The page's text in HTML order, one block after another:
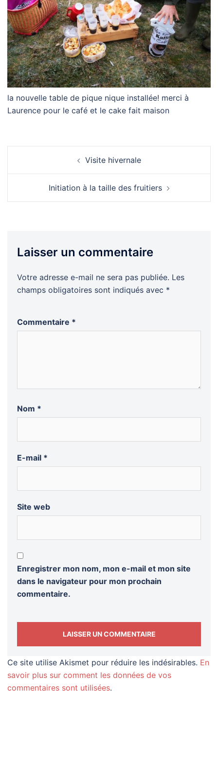
la nouvelle table de pique nique installée! merci à
Laurence pour le café et le cake fait maison
Visite hivernale
Initiation à la taille des fruitiers
Laisser un commentaire
Votre adresse e-mail ne sera pas publiée. Les
champs obligatoires sont indiqués avec *
Commentaire *
Nom *
E-mail *
Site web
Enregistrer mon nom, mon e-mail et mon site
dans le navigateur pour mon prochain
commentaire.
Ce site utilise Akismet pour réduire les indésirables. En
savoir plus sur comment les données de vos
commentaires sont utilisées.